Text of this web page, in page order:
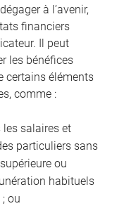
à l’avenir,
financiers
Il peut
les bénéfices
certains éléments
comme :
salaires et
particuliers sans
ou
habituels
ou